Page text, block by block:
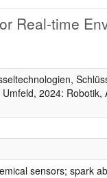
Real-time
2024:
sensors; spark